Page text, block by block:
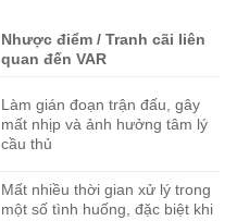
Nhược điểm / Tranh cãi liên
quan đến VAR
Làm gián đoạn trận đấu, gây
mất nhịp và ảnh hưởng tâm lý
cầu thủ
Mất nhiều thời gian xử lý trong
một số tình huống, đặc biệt khi